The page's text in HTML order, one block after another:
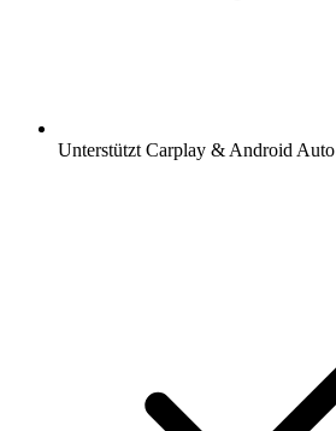
Unterstützt Carplay & Android Auto